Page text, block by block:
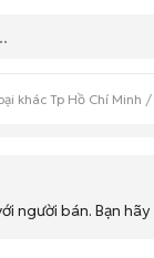
khác Tp Hồ Chí Minh
người bán. Bạn